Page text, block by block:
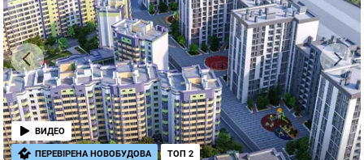
ВИДЕО
ПЕРЕВІРЕНА НОВОБУДОВА ТОП 2